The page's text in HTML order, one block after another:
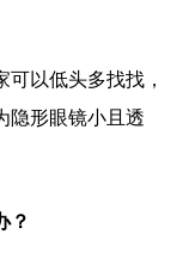
以低头多找找，
隐形眼镜小且透
？